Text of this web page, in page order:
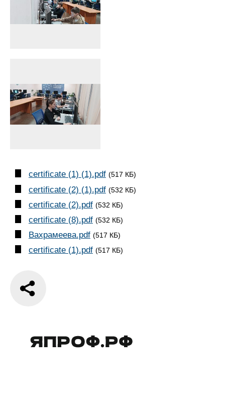
certificate (1) (1).pdf (517 КБ)
certificate (2) (1).pdf (532 КБ)
certificate (2).pdf (532 КБ)
certificate (8).pdf (532 КБ)
Вахрамеева.pdf (517 КБ)
certificate (1).pdf (517 КБ)